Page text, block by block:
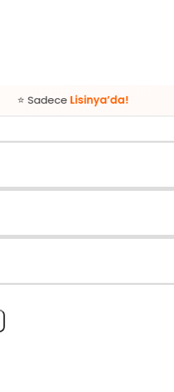
Lisinya’da!